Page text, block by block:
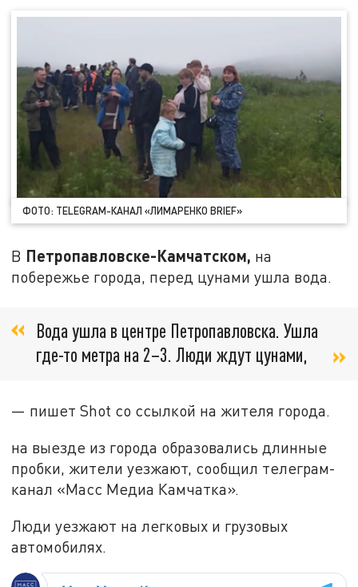
ФОТО: TELEGRAM-КАНАЛ «ЛИМАРЕНКО BRIEF»
В Петропавловске-Камчатском, на
побережье города, перед цунами ушла вода.
Вода ушла в центре Петропавловска. Ушла
где-то метра на 2–3. Люди ждут цунами,
— пишет Shot со ссылкой на жителя города.
на выезде из города образовались длинные
пробки, жители уезжают, сообщил телеграм-
канал «Масс Медиа Камчатка».
Люди уезжают на легковых и грузовых
автомобилях.